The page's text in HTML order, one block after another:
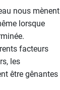
nous mènent
lorsque
facteurs
les
être gênantes